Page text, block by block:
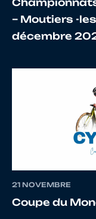
12
– Moutiers -
décembre
21 NOVEMBRE
Coupe du